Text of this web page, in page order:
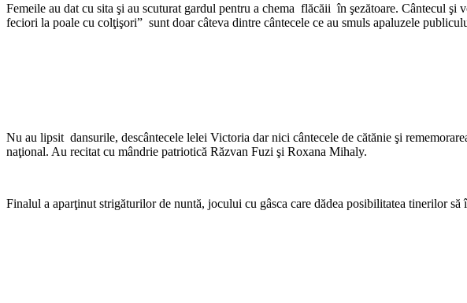
Femeile au dat cu sita şi au scuturat gardul pentru a chema flăcăii în şezătoare. Cântecul
feciori la poale cu colţişori” sunt doar câteva dintre cântecele ce au smuls apaluzele
Nu au lipsit dansurile, descântecele lelei Victoria dar nici cântecele de cătănie şi
naţional. Au recitat cu mândrie patriotică Răzvan Fuzi şi Roxana Mihaly.
Finalul a aparţinut strigăturilor de nuntă, jocului cu gâsca care dădea posibilitatea tinerilor să